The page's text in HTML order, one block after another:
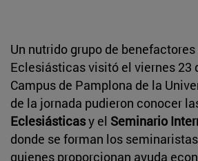
Un nutrido grupo de
Eclesiásticas visitó el viernes 23
Campus de Pamplona de la
de la jornada pudieron conocer
Eclesiásticasy el Seminario
donde se forman los
quienes proporcionan ayuda